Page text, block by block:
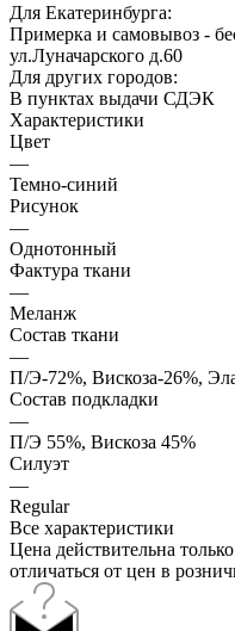
Для Екатеринбурга:
Примерка и самовывоз -
ул.Луначарского д.60
Для других городов:
В пунктах выдачи СДЭК
Характеристики
Цвет
—
Темно-синий
Рисунок
—
Однотонный
Фактура ткани
—
Меланж
Состав ткани
—
П/Э-72%, Вискоза-26%,
Состав подкладки
—
П/Э 55%, Вискоза 45%
Силуэт
—
Regular
Все характеристики
Цена действительна
отличаться от цен в